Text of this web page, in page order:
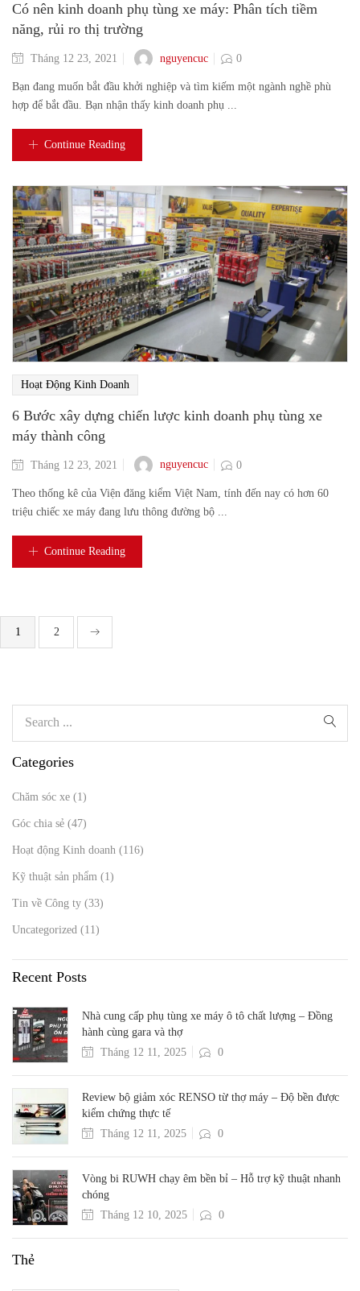
Có nên kinh doanh phụ tùng xe máy: Phân tích tiềm
năng, rủi ro thị trường
Tháng 12 23, 2021 nguyencuc 0
Bạn đang muốn bắt đầu khởi nghiệp và tìm kiếm một ngành nghề phù
hợp để bắt đầu. Bạn nhận thấy kinh doanh phụ ...
Continue Reading
Hoạt Động Kinh Doanh
6 Bước xây dựng chiến lược kinh doanh phụ tùng xe
máy thành công
Tháng 12 23, 2021 nguyencuc 0
Theo thống kê của Viện đăng kiểm Việt Nam, tính đến nay có hơn 60
triệu chiếc xe máy đang lưu thông đường bộ ...
Continue Reading
1 2
Categories
Chăm sóc xe (1)
Góc chia sẻ (47)
Hoạt động Kinh doanh (116)
Kỹ thuật sản phẩm (1)
Tin về Công ty (33)
Uncategorized (11)
Recent Posts
Nhà cung cấp phụ tùng xe máy ô tô chất lượng – Đồng
hành cùng gara và thợ
Tháng 12 11, 2025
0
Review bộ giảm xóc RENSO từ thợ máy – Độ bền được
kiểm chứng thực tế
Tháng 12 11, 2025
0
Vòng bi RUWH chạy êm bền bỉ – Hỗ trợ kỹ thuật nhanh
chóng
Tháng 12 10, 2025
0
Thẻ